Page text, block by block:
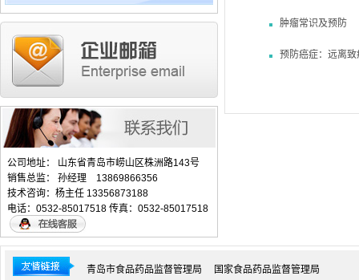
公司地址： 山东省青岛市崂山区株洲路143号
销售总监： 孙经理 13869866356
技术咨询：杨主任 13356873188
电话：0532-85017518 传真：0532-85017518
肿瘤常识及预防
预防癌症：远离致
青岛市食品药品监督管理局 国家食品药品监督管理局